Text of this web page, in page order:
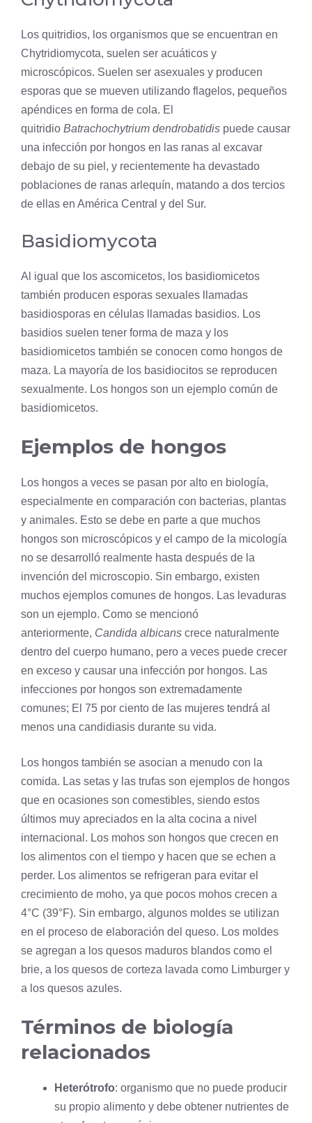
Los quitridios, los organismos que se encuentran en
Chytridiomycota, suelen ser acuáticos y
microscópicos. Suelen ser asexuales y producen
esporas que se mueven utilizando flagelos, pequeños
apéndices en forma de cola. El
quitridio Batrachochytrium dendrobatidis puede causar
una infección por hongos en las ranas al excavar
debajo de su piel , y recientemente ha devastado
poblaciones de ranas arlequín, matando a dos tercios
de ellas en América Central y del Sur.
Basidiomycota
Al igual que los ascomicetos, los basidiomicetos
también producen esporas sexuales llamadas
basidiosporas en células llamadas basidios. Los
basidios suelen tener forma de maza y los
basidiomicetos también se conocen como hongos de
maza. La mayoría de los basidiocitos se reproducen
sexualmente. Los hongos son un ejemplo común de
basidiomicetos.
Ejemplos de hongos
Los hongos a veces se pasan por alto en biología,
especialmente en comparación con bacterias, plantas
y animales. Esto se debe en parte a que muchos
hongos son microscópicos y el campo de la micología
no se desarrolló realmente hasta después de la
invención del microscopio. Sin embargo, existen
muchos ejemplos comunes de hongos. Las levaduras
son un ejemplo. Como se mencionó
anteriormente, Candida albicans crece naturalmente
dentro del cuerpo humano, pero a veces puede crecer
en exceso y causar una infección por hongos. Las
infecciones por hongos son extremadamente
comunes; El 75 por ciento de las mujeres tendrá al
menos una candidiasis durante su vida.
Los hongos también se asocian a menudo con la
comida. Las setas y las trufas son ejemplos de hongos
que en ocasiones son comestibles, siendo estos
últimos muy apreciados en la alta cocina a nivel
internacional. Los mohos son hongos que crecen en
los alimentos con el tiempo y hacen que se echen a
perder. Los alimentos se refrigeran para evitar el
crecimiento de moho, ya que pocos mohos crecen a
4°C (39°F). Sin embargo, algunos moldes se utilizan
en el proceso de elaboración del queso. Los moldes
se agregan a los quesos maduros blandos como el
brie, a los quesos de corteza lavada como Limburger y
a los quesos azules.
Términos de biología
relacionados
Heterótrofo: organismo que no puede producir
su propio alimento y debe obtener nutrientes de